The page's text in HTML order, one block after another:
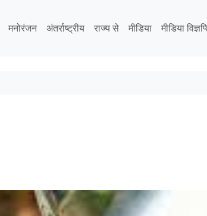
मनोरंजन अंतर्राष्ट्रीय राज्य से मीडिया मीडिया